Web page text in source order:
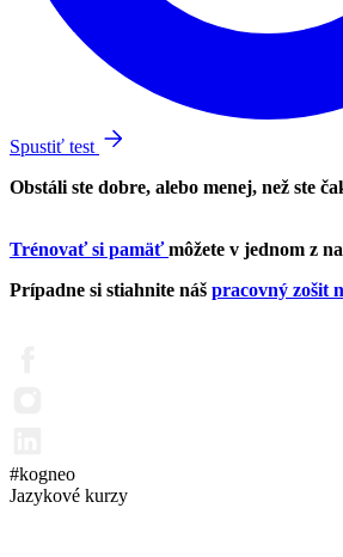
Spustiť test
Obstáli ste dobre, alebo menej, než ste
Trénovať si pamäťmôžete v jednom z
Prípadne si stiahnite náš pracovný zošit
#kogneo
Jazykové kurzy